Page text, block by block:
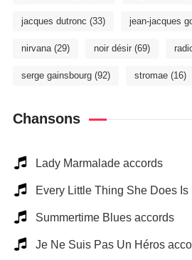
jacques dutronc (33) jean-jacques
nirvana(29) noir désir(69)
serge gainsbourg(92) stromae(16)
Chansons
Lady Marmalade accords
Every Little Thing She Does
Summertime Blues accords
Je Ne Suis Pas Un Héros